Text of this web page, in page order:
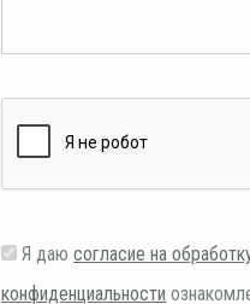
Я даю согласие на
конфиденциальности